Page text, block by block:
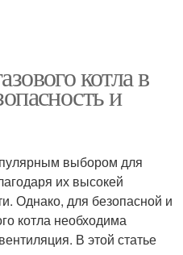
котла в
и
выбором для
их высокей
Однако, для безопасной и
котла необходима
В этой статье